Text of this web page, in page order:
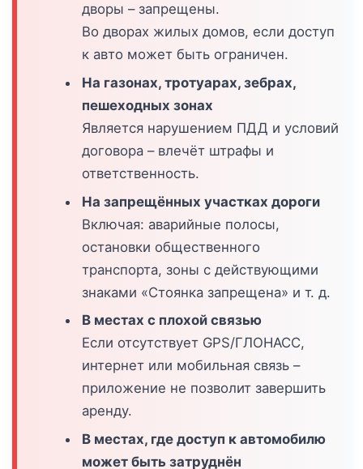
дворы – запрещены.
Во дворах жилых домов, если доступ
к авто может быть ограничен.
На газонах, тротуарах, зебрах,
пешеходных зонах
Является нарушением ПДД и условий
договора – влечёт штрафы и
ответственность.
На запрещённых участках дороги
Включая: аварийные полосы,
остановки общественного
транспорта, зоны с действующими
знаками «Стоянка запрещена» и т. д.
В местах с плохой связью
Если отсутствует GPS/ГЛОНАСС,
интернет или мобильная связь –
приложение не позволит завершить
аренду.
В местах, где доступ к автомобилю
может быть затруднён